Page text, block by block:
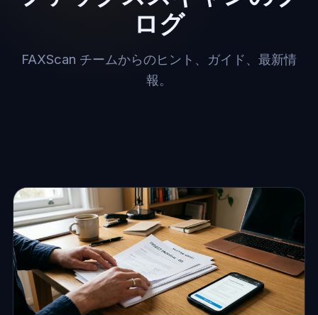
ログ
FAXScan チームからのヒント、ガイド、最新情
報。